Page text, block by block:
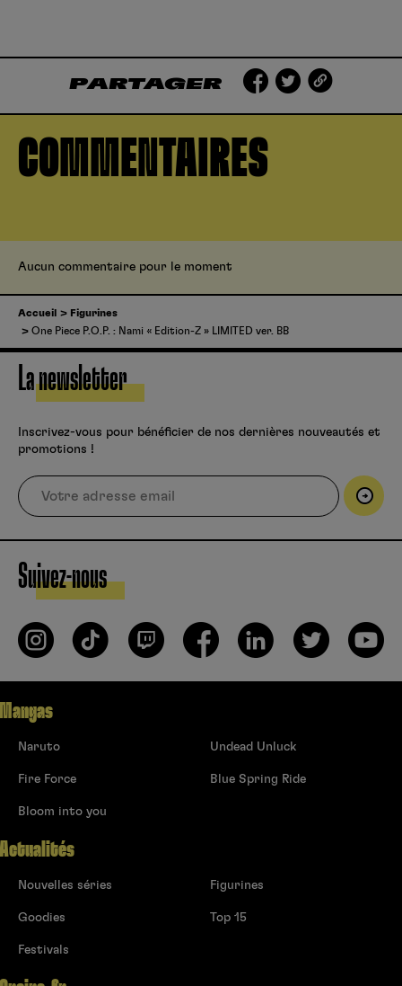
PARTAGER
COMMENTAIRES
Aucun commentaire pour le moment
Accueil
Figurines
One Piece P.O.P. : Nami « Edition-Z » LIMITED ver. BB
La newsletter
Inscrivez-vous pour bénéficier de nos dernières nouveautés et
promotions !
Suivez-nous
Mangas
Naruto
Fire Force
Bloom into you
Undead Unluck
Blue Spring Ride
Actualités
Nouvelles séries
Goodies
Festivals
Figurines
Top 15